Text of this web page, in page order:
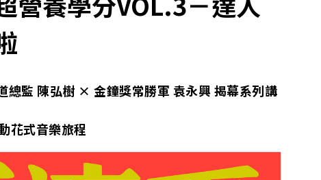
總監 陳弘樹 × 金鐘獎常勝軍 袁永興 揭幕系列講
花式音樂旅程